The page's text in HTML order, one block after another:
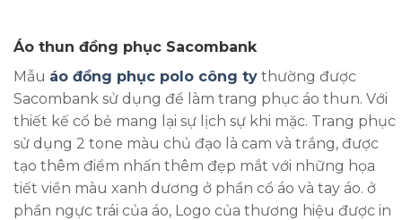
Áo thun đồng phục Sacombank
Mẫu áo đồng phục polo công ty thường được
Sacombank sử dụng để làm trang phục áo thun. Với
thiết kế cổ bẻ mang lại sự lịch sự khi mặc. Trang phục
sử dụng 2 tone màu chủ đạo là cam và trắng, được
tạo thêm điểm nhấn thêm đẹp mắt với những họa
tiết viền màu xanh dương ở phần cổ áo và tay áo. ở
phần ngực trái của áo, Logo của thương hiệu được in